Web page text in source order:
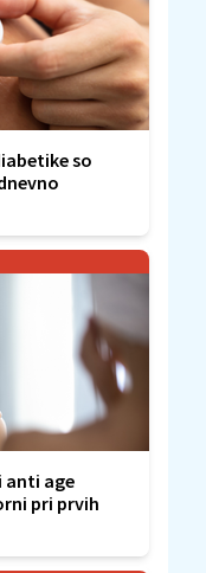
so
anti age
pri prvih